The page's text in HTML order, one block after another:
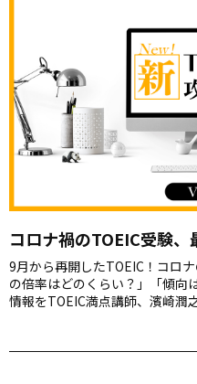
コロナ禍のTOEIC受験、
9月から再開したTOEIC！コロ
の倍率はどのくらい？」「傾向
情報をTOEIC満点講師、濱崎潤